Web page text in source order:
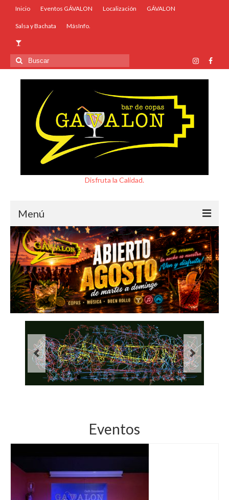
Inicio Eventos GÁVALON Localización GÁVALON
Salsa y Bachata MásInfo.
Buscar
por:
Disfruta la Calidad.
Menú
Inicio
Eventos GÁVALON
Localización
GÁVALON
Salsa y Bachata
MásInfo.
Eventos